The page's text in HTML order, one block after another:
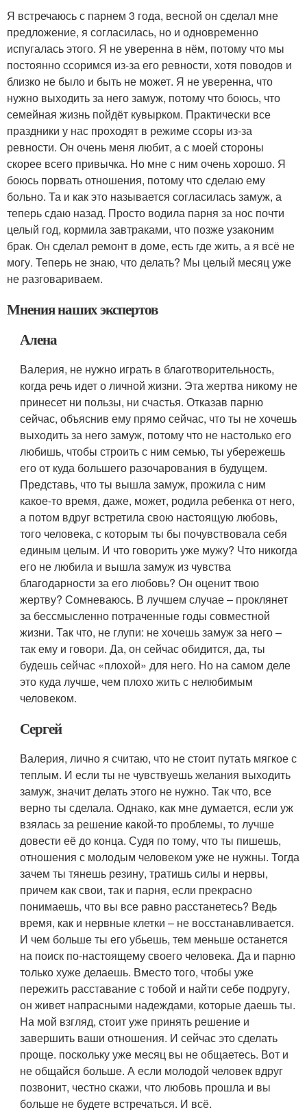
Я встречаюсь с парнем 3 года, весной он сделал мне
предложение, я согласилась, но и одновременно
испугалась этого. Я не уверенна в нём, потому что мы
постоянно ссоримся из-за его ревности, хотя поводов и
близко не было и быть не может. Я не уверенна, что
нужно выходить за него замуж, потому что боюсь, что
семейная жизнь пойдёт кувырком. Практически все
праздники у нас проходят в режиме ссоры из-за
ревности. Он очень меня любит, а с моей стороны
скорее всего привычка. Но мне с ним очень хорошо. Я
боюсь порвать отношения, потому что сделаю ему
больно. Та и как это называется согласилась замуж, а
теперь сдаю назад. Просто водила парня за нос почти
целый год, кормила завтраками, что позже узаконим
брак. Он сделал ремонт в доме, есть где жить, а я всё не
могу. Теперь не знаю, что делать? Мы целый месяц уже
не разговариваем.
Мнения наших экспертов
Алена
Валерия, не нужно играть в благотворительность,
когда речь идет о личной жизни. Эта жертва никому не
принесет ни пользы, ни счастья. Отказав парню
сейчас, объяснив ему прямо сейчас, что ты не хочешь
выходить за него замуж, потому что не настолько его
любишь, чтобы строить с ним семью, ты убережешь
его от куда большего разочарования в будущем.
Представь, что ты вышла замуж, прожила с ним
какое-то время, даже, может, родила ребенка от него,
а потом вдруг встретила свою настоящую любовь,
того человека, с которым ты бы почувствовала себя
единым целым. И что говорить уже мужу? Что никогда
его не любила и вышла замуж из чувства
благодарности за его любовь? Он оценит твою
жертву? Сомневаюсь. В лучшем случае – проклянет
за бессмысленно потраченные годы совместной
жизни. Так что, не глупи: не хочешь замуж за него –
так ему и говори. Да, он сейчас обидится, да, ты
будешь сейчас «плохой» для него. Но на самом деле
это куда лучше, чем плохо жить с нелюбимым
человеком.
Сергей
Валерия, лично я считаю, что не стоит путать мягкое с
теплым. И если ты не чувствуешь желания выходить
замуж, значит делать этого не нужно. Так что, все
верно ты сделала. Однако, как мне думается, если уж
взялась за решение какой-то проблемы, то лучше
довести её до конца. Судя по тому, что ты пишешь,
отношения с молодым человеком уже не нужны. Тогда
зачем ты тянешь резину, тратишь силы и нервы,
причем как свои, так и парня, если прекрасно
понимаешь, что вы все равно расстанетесь? Ведь
время, как и нервные клетки – не восстанавливается.
И чем больше ты его убьешь, тем меньше останется
на поиск по-настоящему своего человека. Да и парню
только хуже делаешь. Вместо того, чтобы уже
пережить расставание с тобой и найти себе подругу,
он живет напрасными надеждами, которые даешь ты.
На мой взгляд, стоит уже принять решение и
завершить ваши отношения. И сейчас это сделать
проще. поскольку уже месяц вы не общаетесь. Вот и
не общайся больше. А если молодой человек вдруг
позвонит, честно скажи, что любовь прошла и вы
больше не будете встречаться. И всё.